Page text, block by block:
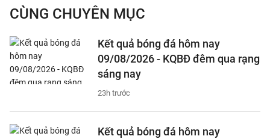
CÙNG CHUYÊN MỤC
Kết quả bóng đá hôm nay
09/08/2026 - KQBĐ đêm qua rạng
sáng nay
23h trước
Kết quả bóng đá hôm nay